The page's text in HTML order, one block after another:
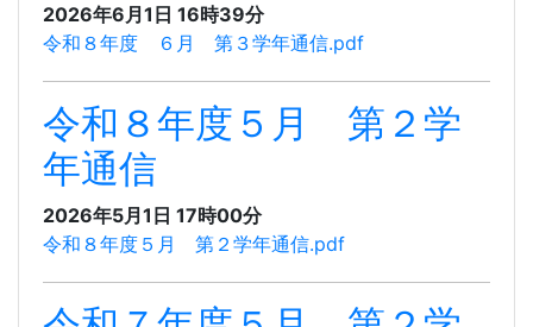
2026年6月1日 16時39分
令和８年度 ６月 第３学年通信.pdf
令和８年度５月 第２学
年通信
2026年5月1日 17時00分
令和８年度５月 第２学年通信.pdf